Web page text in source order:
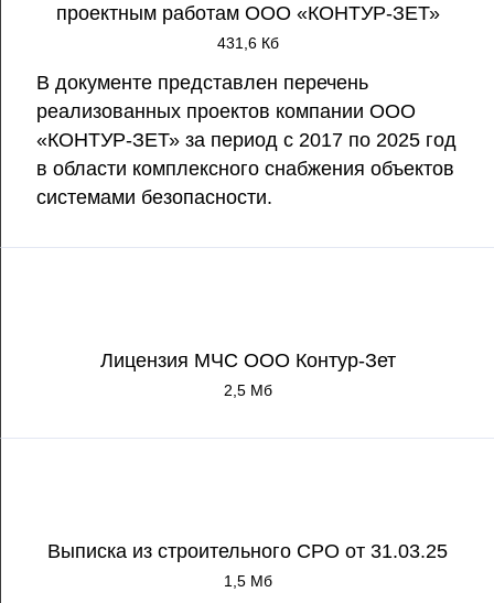
проектным работам ООО «КОНТУР-ЗЕТ»
431,6 Кб
В документе представлен перечень
реализованных проектов компании ООО
«КОНТУР-ЗЕТ» за период с 2017 по 2025 год
в области комплексного снабжения объектов
системами безопасности.
Лицензия МЧС ООО Контур-Зет
2,5 Мб
Выписка из строительного СРО от 31.03.25
1,5 Мб